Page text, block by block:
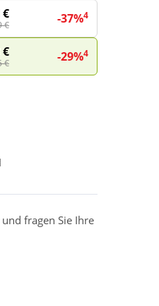
€
€ -37%4
€
€ -29%4
fragen Sie Ihre